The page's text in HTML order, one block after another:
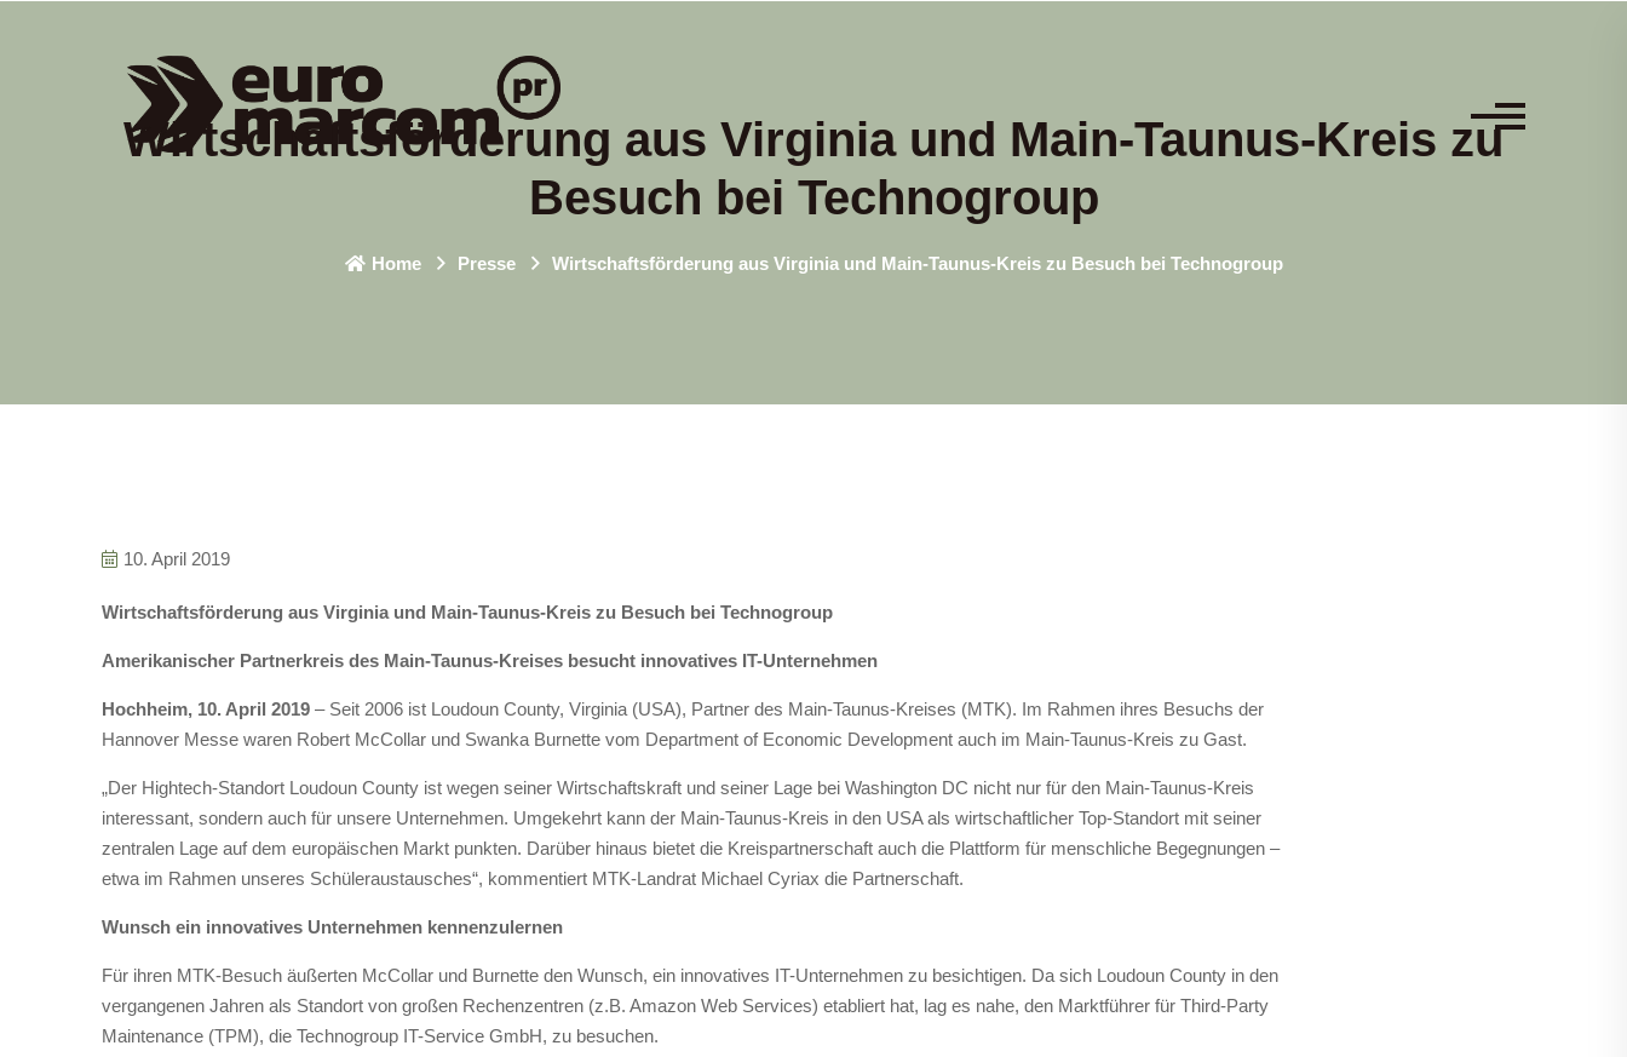
Wirtschaftsförderung aus Virginia und Main-Taunus-Kreis zu
Besuch bei Technogroup
Home Presse Wirtschaftsförderung aus Virginia und Main-Taunus-Kreis zu Besuch bei Technogroup
10. April 2019
Wirtschaftsförderung aus Virginia und Main-Taunus-Kreis zu Besuch bei Technogroup
Amerikanischer Partnerkreis des Main-Taunus-Kreises besucht innovatives IT-Unternehmen
Hochheim, 10. April 2019 – Seit 2006 ist Loudoun County, Virginia (USA), Partner des Main-Taunus-Kreises (MTK). Im Rahmen ihres Besuchs der
Hannover Messe waren Robert McCollar und Swanka Burnette vom Department of Economic Development auch im Main-Taunus-Kreis zu Gast.
„Der Hightech-Standort Loudoun County ist wegen seiner Wirtschaftskraft und seiner Lage bei Washington DC nicht nur für den Main-Taunus-Kreis
interessant, sondern auch für unsere Unternehmen. Umgekehrt kann der Main-Taunus-Kreis in den USA als wirtschaftlicher Top-Standort mit seiner
zentralen Lage auf dem europäischen Markt punkten. Darüber hinaus bietet die Kreispartnerschaft auch die Plattform für menschliche Begegnungen –
etwa im Rahmen unseres Schüleraustausches“, kommentiert MTK-Landrat Michael Cyriax die Partnerschaft.
Wunsch ein innovatives Unternehmen kennenzulernen
Für ihren MTK-Besuch äußerten McCollar und Burnette den Wunsch, ein innovatives IT-Unternehmen zu besichtigen. Da sich Loudoun County in den
vergangenen Jahren als Standort von großen Rechenzentren (z.B. Amazon Web Services) etabliert hat, lag es nahe, den Marktführer für Third-Party
Maintenance (TPM), die Technogroup IT-Service GmbH, zu besuchen.